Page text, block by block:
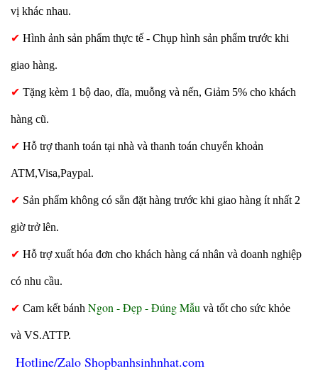
vị khác nhau.
✔ Hình ảnh sản phẩm thực tế - Chụp hình sản phẩm trước khi
giao hàng.
✔ Tặng kèm 1 bộ dao, dĩa, muỗng và nến, Giảm 5% cho khách
hàng cũ.
✔ Hỗ trợ thanh toán tại nhà và thanh toán chuyển khoản
ATM,Visa,Paypal.
✔ Sản phẩm không có sẳn đặt hàng trước khi giao hàng ít nhất 2
giờ trở lên.
✔ Hỗ trợ xuất hóa đơn cho khách hàng cá nhân và doanh nghiệp
có nhu cầu.
✔ Cam kết bánh Ngon - Đẹp - Đúng Mẫu và tốt cho sức khỏe
và VS.ATTP.
Hotline/Zalo Shopbanhsinhnhat.com